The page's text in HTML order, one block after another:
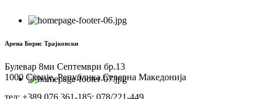
Арена Борис Трајковски
Булевар 8ми Септември бр.13
1000 Скопје, Република Северна Македонија